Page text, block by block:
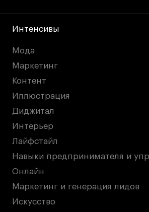
Интенсивы
Мода
Маркетинг
Контент
Иллюстрация
Диджитал
Интерьер
Лайфстайл
Навыки предпринимателя и
Онлайн
Маркетинг и генерация лидов
Искусство